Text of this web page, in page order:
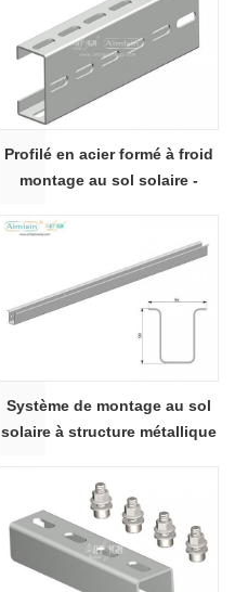
Profilé en acier formé à froid
montage au sol solaire -
Système de montage au sol
solaire à structure métallique
photovoltaïque en profil U
galvanisé - Section de
chapeau U90x95